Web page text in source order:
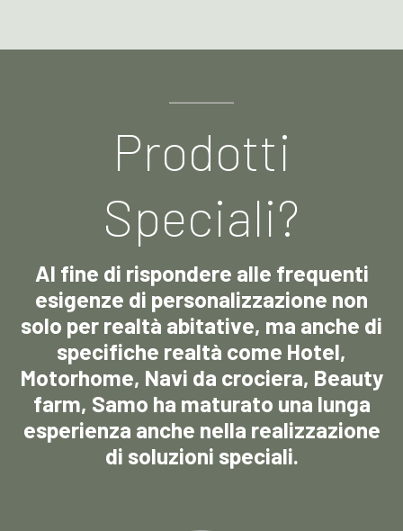
Prodotti
Speciali?
Al fine di rispondere alle frequenti
esigenze di personalizzazione non
solo per realtà abitative, ma anche di
specifiche realtà come Hotel,
Motorhome, Navi da crociera, Beauty
farm, Samo ha maturato una lunga
esperienza anche nella realizzazione
di soluzioni speciali.